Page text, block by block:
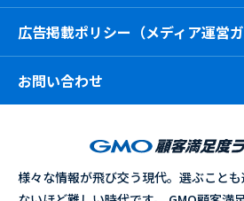
広告掲載ポリシー（メディア運営ガ
お問い合わせ
様々な情報が飛び交う現代。選ぶこと